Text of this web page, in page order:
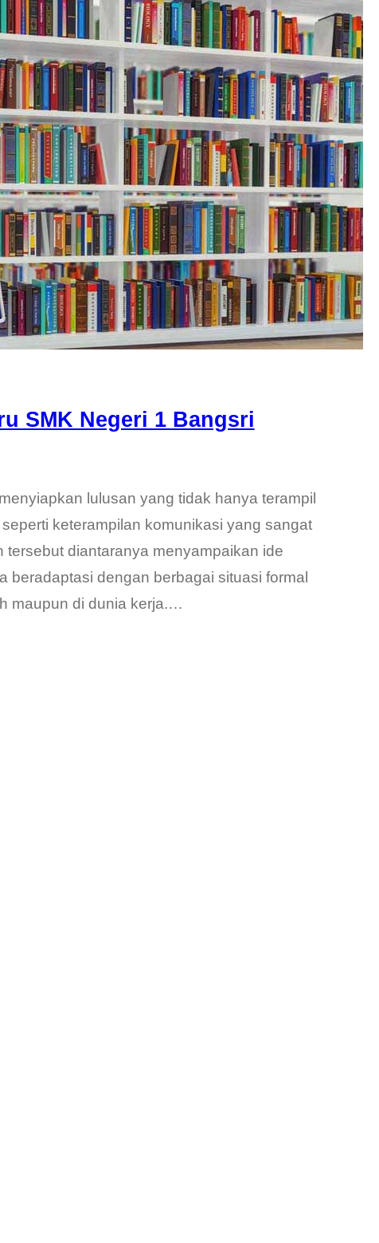
SMK Negeri 1 Bangsri
lulusan yang tidak hanya terampil
keterampilan komunikasi yang sangat
diantaranya menyampaikan ide
beradaptasi dengan berbagai situasi formal
maupun di dunia kerja.…